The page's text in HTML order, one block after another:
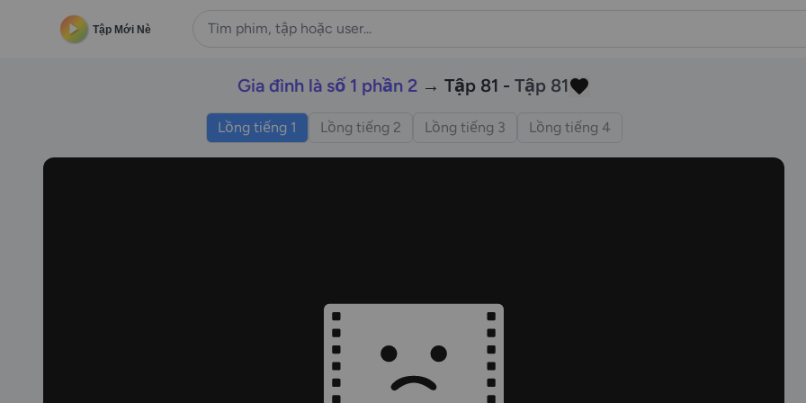
Tập Mới Nè
Gia đình là số 1 phần 2 → Tập 81 - Tập 81
Lồng tiếng 1 Lồng tiếng 2 Lồng tiếng 3 Lồng tiếng 4